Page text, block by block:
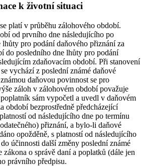
k životní situaci
platí v průběhu zálohového období.
od prvního dne následujícího po
pro podání daňového přiznání za
do posledního dne lhůty pro podání
zdaňovacím období. Při stanovení
vychází z poslední známé daňové
daňovou povinnost se pro
záloh v zálohovém období považuje
sám vypočetl a uvedl v daňovém
období bezprostředně předcházející
od následujícího dne po termínu
přiznání, a bylo-li daňové
opožděně, s platností od následujícího
účinnosti další změny poslední známé
o správě daní a poplatků (dále jen
právního předpisu.